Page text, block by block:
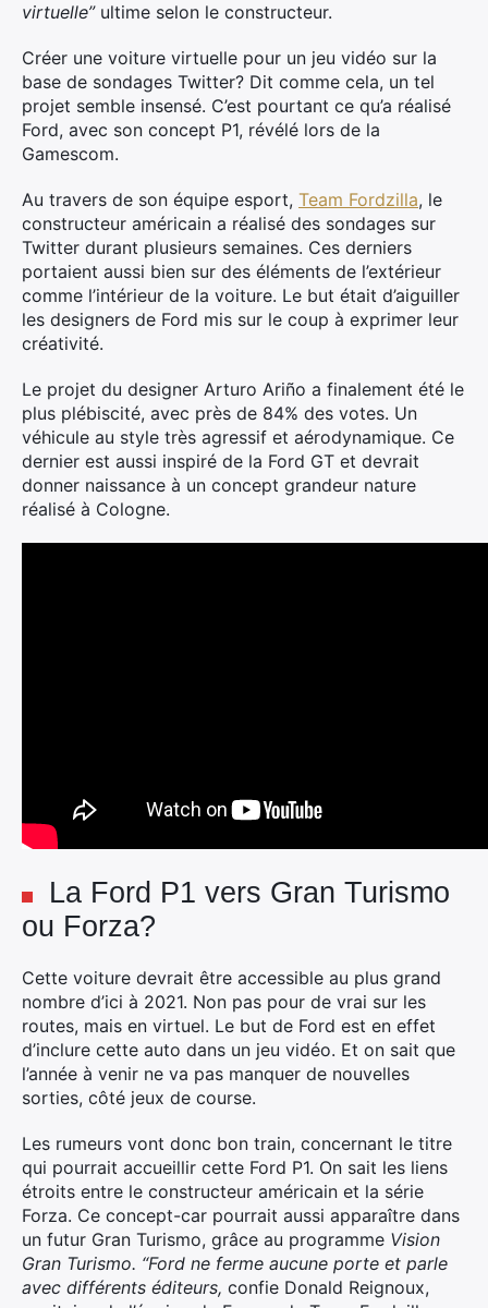
virtuelle”ultime selon le constructeur.
Créer une voiture virtuelle pour un jeu vidéo sur la
base de sondages Twitter? Dit comme cela, un tel
projet semble insensé. C’est pourtant ce qu’a réalisé
Ford, avec son concept P1, révélé lors de la
Gamescom.
Au travers de son équipe esport, Team Fordzilla, le
constructeur américain a réalisé des sondages sur
Twitter durant plusieurs semaines. Ces derniers
portaient aussi bien sur des éléments de l’extérieur
comme l’intérieur de la voiture. Le but était d’aiguiller
les designers de Ford mis sur le coup à exprimer leur
créativité.
Le projet du designer Arturo Ariño a finalement été le
plus plébiscité, avec près de 84% des votes. Un
véhicule au style très agressif et aérodynamique. Ce
dernier est aussi inspiré de la Ford GT et devrait
donner naissance à un concept grandeur nature
réalisé à Cologne.
La Ford P1 vers Gran Turismo
ou Forza?
Cette voiture devrait être accessible au plus grand
nombre d’ici à 2021. Non pas pour de vrai sur les
routes, mais en virtuel. Le but de Ford est en effet
d’inclure cette auto dans un jeu vidéo. Et on sait que
l’année à venir ne va pas manquer de nouvelles
sorties, côté jeux de course.
Les rumeurs vont donc bon train, concernant le titre
qui pourrait accueillir cette Ford P1. On sait les liens
étroits entre le constructeur américain et la série
Forza. Ce concept-car pourrait aussi apparaître dans
un futur Gran Turismo, grâce au programme Vision
Gran Turismo. “Ford ne ferme aucune porte et parle
avec différents éditeurs, confie Donald Reignoux,